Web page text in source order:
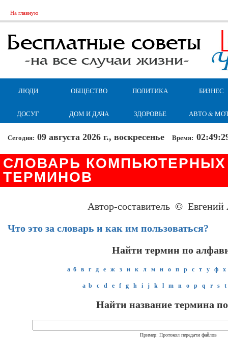
На главную
ЛЮДИ ОБЩЕСТВО ПОЛИТИКА БИЗНЕС
ДОСУГ ДОМ И ДАЧА ЗДОРОВЬЕ АВТО &
Сегодня: 09 августа 2026 г., воскресенье Время:
СЛОВАРЬ КОМПЬЮТЕРНЫХ
ТЕРМИНОВ
Автор-составитель © Евгений
Что это за словарь и как им пользоваться?
Найти термин по
а б в г д е ж з и к л м н о п р с т у ф х
a b c d e f g h i j k l m n o p q r s t
Найти название термина
Пример: Протокол передачи файлов